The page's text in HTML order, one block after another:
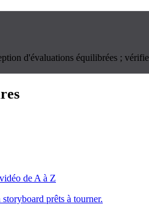
d'évaluations équilibrées ;
de A à Z
prêts à tourner.